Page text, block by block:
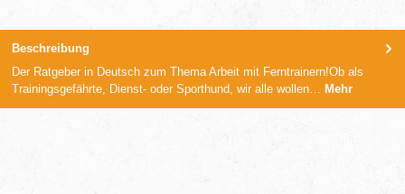
Beschreibung
Der Ratgeber in Deutsch zum Thema Arbeit mit Ferntrainern!Ob als
Trainingsgefährte, Dienst- oder Sporthund, wir alle wollen… Mehr